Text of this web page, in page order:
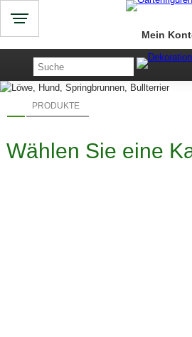
Mein
PRODUKTE
Wählen Sie eine